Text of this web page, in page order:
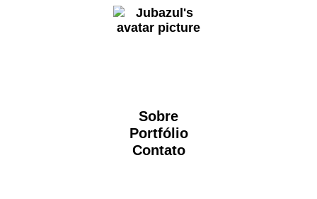
Sobre
Portfólio
Contato